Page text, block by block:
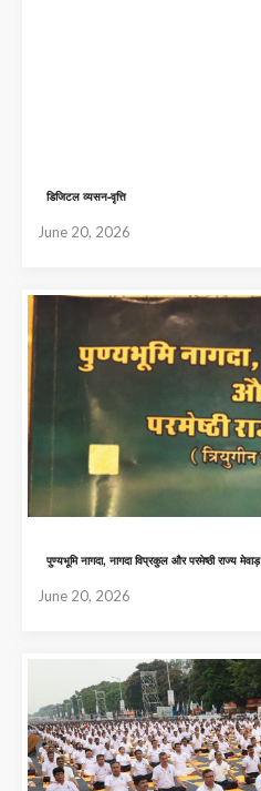
डिजिटल व्यसन-वृत्ति
June 20, 2026
पुण्यभूमि नागदा, नागदा विप्रकुल और परमेष्ठी राज्य मेवाड़
June 20, 2026